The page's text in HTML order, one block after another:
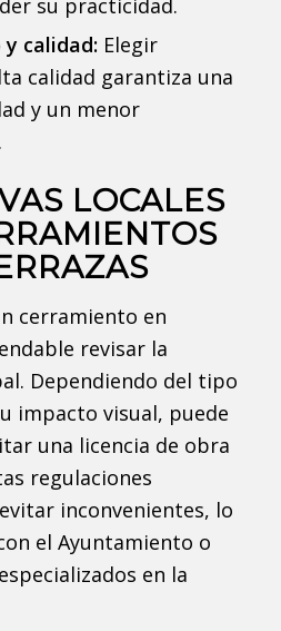
su practicidad.
calidad: Elegir
calidad garantiza una
y un menor
LOCALES
cerramiento en
revisar la
Dependiendo del tipo
impacto visual, puede
una licencia de obra
regulaciones
inconvenientes, lo
el Ayuntamiento o
en la